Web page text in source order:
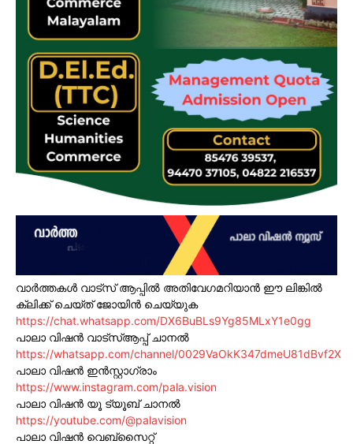
വാർത്തകൾ വാട്സ് ആപ്പിൽ അതിവേഗമറിയാൻ ഈ ലിങ്കിൽ
ക്ലിക്ക് ചെയ്ത് ജോയിൻ ചെയ്യുക
https://chat.whatsapp.com/DX6BuBLs9Yg85MLxY1e0gg
പാലാ വിഷൻ വാട്സ്ആപ്പ് ചാനൽ
https://whatsapp.com/channel/0029VaOkK347dmeU81dBvf2X
പാലാ വിഷൻ ഇൻസ്റ്റാഗ്രാം
https://www.instagram.com/pala.vision
പാലാ വിഷൻ യൂ ട്യൂബ് ചാനൽ
https://youtube.com/@palavision
പാലാ വിഷൻ വെബ്സൈറ്റ്